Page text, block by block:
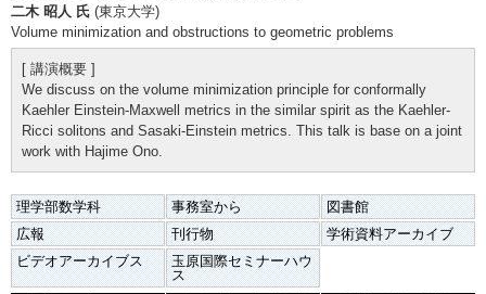
二木 昭人 氏 (東京大学)
Volume minimization and obstructions to geometric problems
[ 講演概要 ]
We discuss on the volume minimization principle for conformally
Kaehler Einstein-Maxwell metrics in the similar spirit as the Kaehler-
Ricci solitons and Sasaki-Einstein metrics. This talk is base on a joint
work with Hajime Ono.
理学部数学科 事務室から
図書館
広報
刊行物
学術資料アーカイブ
ビデオアーカイブス
玉原国際セミナーハウ
ス